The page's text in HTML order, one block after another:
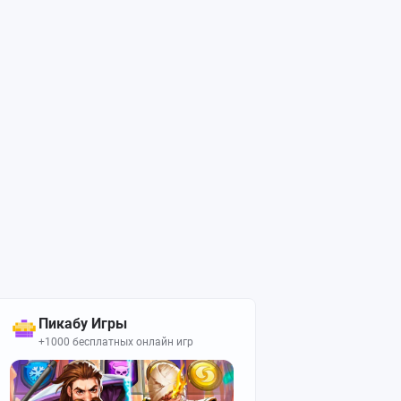
Пикабу Игры
+1000 бесплатных онлайн игр